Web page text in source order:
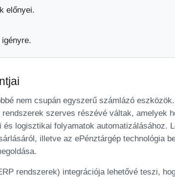
előnyei.
nem csupán egyszerű számlázó
szerves részévé váltak, amelyek
logisztikai folyamatok automatizálásához.
illetve az ePénztárgép technológia
rendszerek) integrációja lehetővé teszi,